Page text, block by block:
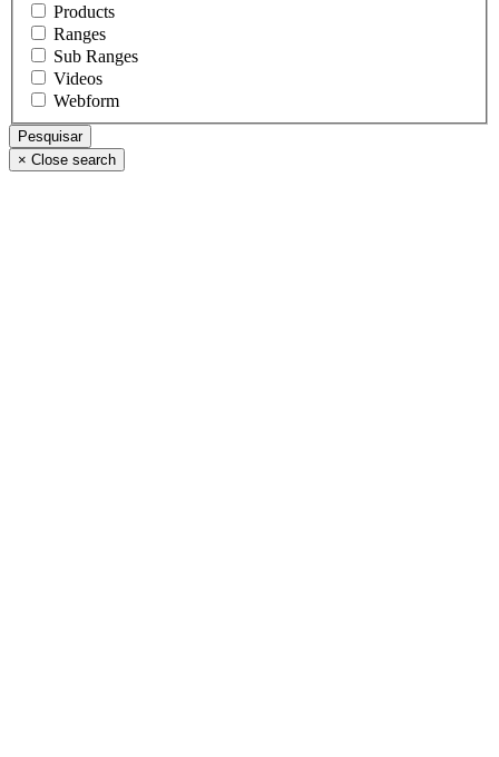
Products
Ranges
Sub Ranges
Videos
Webform
× Close search